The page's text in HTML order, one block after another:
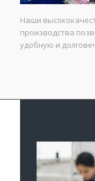
Наши
производства
удобную и